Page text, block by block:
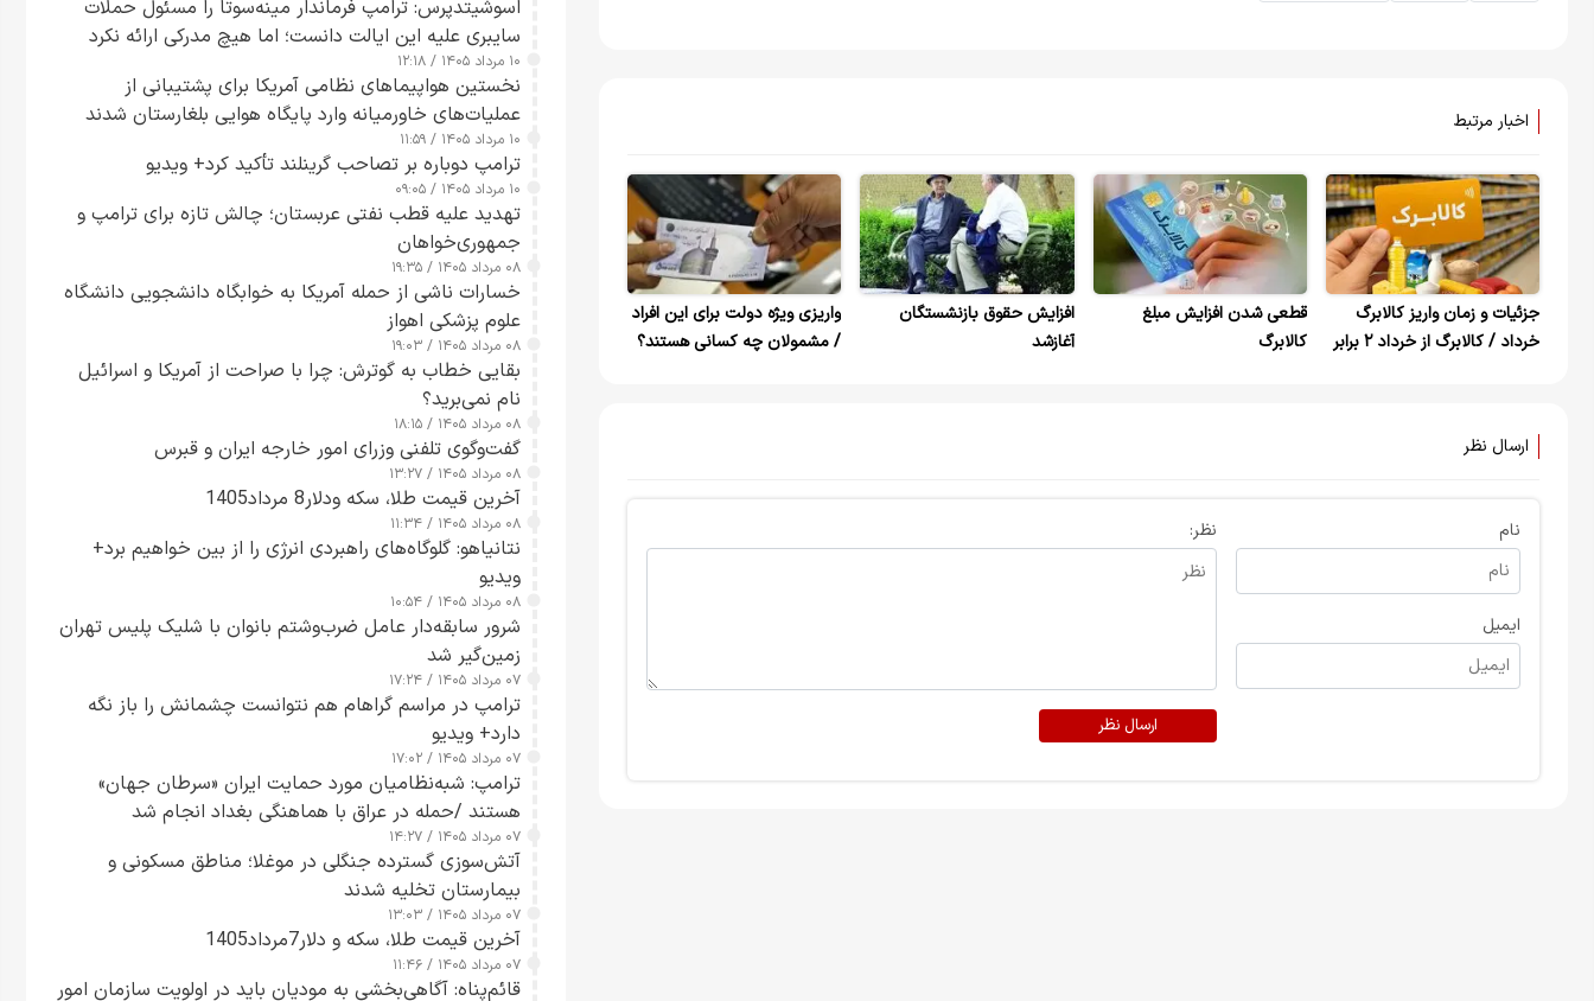
اخبار مرتبط
جزئیات و زمان واریز کالابرگ
خرداد / کالابرگ از خرداد ۲ برابر
قطعی شدن افزایش مبلغ
کالابرگ
افزایش حقوق بازنشستگان
آغازشد
واریزی ویژه دولت برای این افراد
/ مشمولان چه کسانی هستند؟
ارسال نظر
نام
ایمیل
نظر:
ارسال نظر
اسوشیتدپرس: ترامپ فرماندار مینه‌سوتا را مسئول حملات
سایبری علیه این ایالت دانست؛ اما هیچ مدرکی ارائه نکرد
۱۰ مرداد ۱۴۰۵ / ۱۲:۱۸
نخستین هواپیماهای نظامی آمریکا برای پشتیبانی از
عملیات‌های خاورمیانه وارد پایگاه هوایی بلغارستان شدند
۱۰ مرداد ۱۴۰۵ / ۱۱:۵۹
ترامپ دوباره بر تصاحب گرینلند تأکید کرد+ ویدیو
۱۰ مرداد ۱۴۰۵ / ۰۹:۰۵
تهدید علیه قطب نفتی عربستان؛ چالش تازه برای ترامپ و
جمهوری‌خواهان
۰۸ مرداد ۱۴۰۵ / ۱۹:۳۵
خسارات ناشی از حمله آمریکا به خوابگاه دانشجویی دانشگاه
علوم پزشکی اهواز
۰۸ مرداد ۱۴۰۵ / ۱۹:۰۳
بقایی خطاب به گوترش: چرا با صراحت از آمریکا و اسرائیل
نام نمی‌برید؟
۰۸ مرداد ۱۴۰۵ / ۱۸:۱۵
گفت‌وگوی تلفنی وزرای امور خارجه ایران و قبرس
۰۸ مرداد ۱۴۰۵ / ۱۳:۲۷
آخرین قیمت طلا، سکه ودلار8 مرداد1405
۰۸ مرداد ۱۴۰۵ / ۱۱:۳۴
نتانیاهو: گلوگاه‌های راهبردی انرژی را از بین خواهیم برد+
ویدیو
۰۸ مرداد ۱۴۰۵ / ۱۰:۵۴
شرور سابقه‌دار عامل ضرب‌وشتم بانوان با شلیک پلیس تهران
زمین‌گیر شد
۰۷ مرداد ۱۴۰۵ / ۱۷:۲۴
ترامپ در مراسم گراهام هم نتوانست چشمانش را باز نگه
دارد+ ویدیو
۰۷ مرداد ۱۴۰۵ / ۱۷:۰۲
ترامپ: شبه‌نظامیان مورد حمایت ایران «سرطان جهان»
هستند /حمله در عراق با هماهنگی بغداد انجام شد
۰۷ مرداد ۱۴۰۵ / ۱۴:۲۷
آتش‌سوزی گسترده جنگلی در موغلا؛ مناطق مسکونی و
بیمارستان تخلیه شدند
۰۷ مرداد ۱۴۰۵ / ۱۳:۰۳
آخرین قیمت طلا، سکه و دلار7مرداد1405
۰۷ مرداد ۱۴۰۵ / ۱۱:۴۶
قائم‌پناه: آگاهی‌بخشی به مودیان باید در اولویت سازمان امور